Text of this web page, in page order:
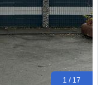
1 / 17